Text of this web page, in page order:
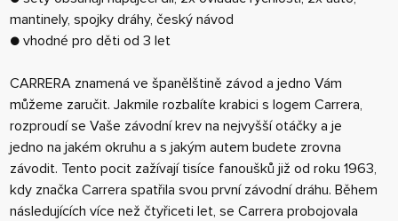
mantinely, spojky dráhy, český návod
● vhodné pro děti od 3 let
CARRERA znamená ve španělštině závod a jedno Vám
můžeme zaručit. Jakmile rozbalíte krabici s logem Carrera,
rozproudí se Vaše závodní krev na nejvyšší otáčky a je
jedno na jakém okruhu a s jakým autem budete zrovna
závodit. Tento pocit zažívají tisíce fanoušků již od roku 1963,
kdy značka Carrera spatřila svou první závodní dráhu. Během
následujících více než čtyřiceti let, se Carrera probojovala